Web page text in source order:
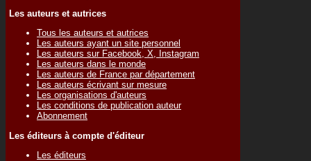
Les auteurs et autrices
Tous les auteurs et autrices
Les auteurs ayant un site personnel
Les auteurs sur Facebook, X, Instagram
Les auteurs dans le monde
Les auteurs de France par département
Les auteurs écrivant sur mesure
Les organisations d'auteurs
Les conditions de publication auteur
Abonnement
Les éditeurs à compte d'éditeur
Les éditeurs